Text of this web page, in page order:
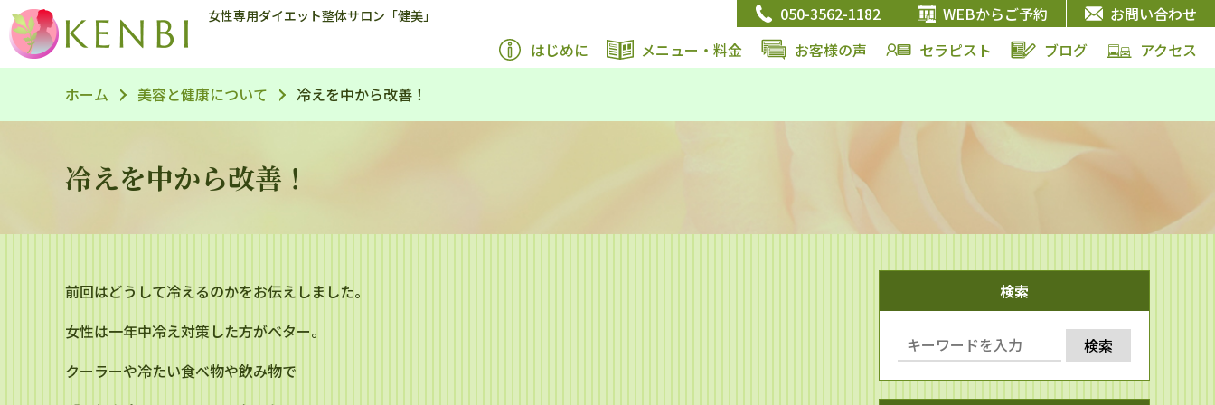
女性専用ダイエット整体サロン「健美」 050-3562-1182 WEBからご予約
お問い合わせ
はじめに
メニュー・料金 お客様の声 セラピスト ブログ アクセス
ホーム 美容と健康について 冷えを中から改善！
冷えを中から改善！
前回はどうして冷えるのかをお伝えしました。
女性は一年中冷え対策した方がベター。
クーラーや冷たい食べ物や飲み物で
検索